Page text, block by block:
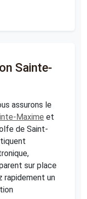
Sainte-
assurons le
Maxime et
de Saint-
sur place
rapidement un